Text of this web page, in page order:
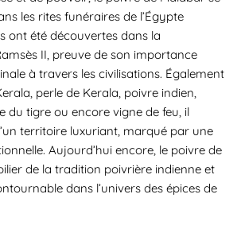
les rites funéraires de l’Égypte
ont été découvertes dans la
II, preuve de son importance
à travers les civilisations. Également
perle de Kerala, poivre indien,
du tigre ou encore vigne de feu, il
territoire luxuriant, marqué par une
Aujourd’hui encore, le poivre de
de la tradition poivrière indienne et
dans l’univers des épices de